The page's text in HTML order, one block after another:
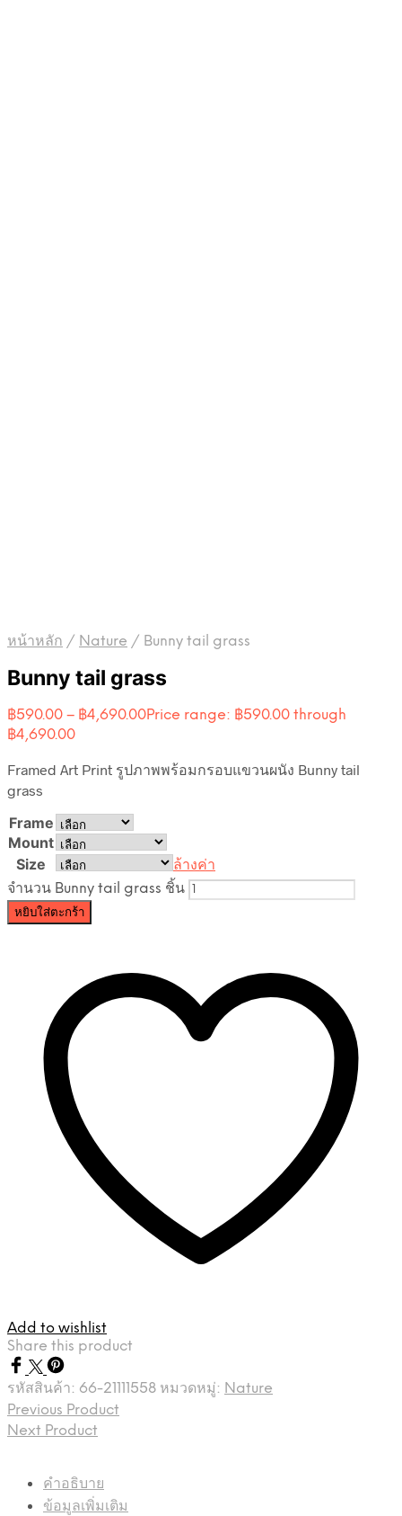
หน้าหลัก / Nature / Bunny tail grass
Bunny tail grass
฿590.00 – ฿4,690.00Price range: ฿590.00 through
฿4,690.00
Framed Art Print รูปภาพพร้อมกรอบแขวนผนัง Bunny tail
grass
Frame
Mount
Size
ล้างค่า
จำนวน Bunny tail grass ชิ้น
หยิบใส่ตะกร้า
Add to wishlist
Share this product
รหัสสินค้า: 66-21111558 หมวดหมู่: Nature
Previous Product
Next Product
คำอธิบาย
ข้อมูลเพิ่มเติม